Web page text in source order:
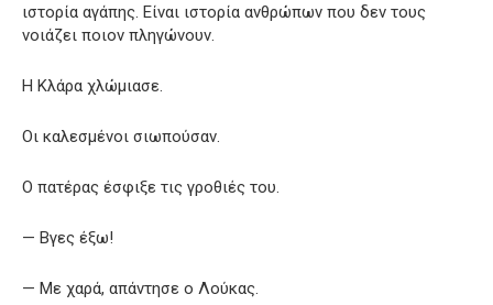
ιστορία αγάπης. Είναι ιστορία ανθρώπων που δεν τους
νοιάζει ποιον πληγώνουν.
Η Κλάρα χλώμιασε.
Οι καλεσμένοι σιωπούσαν.
Ο πατέρας έσφιξε τις γροθιές του.
— Βγες έξω!
— Με χαρά, απάντησε ο Λούκας.